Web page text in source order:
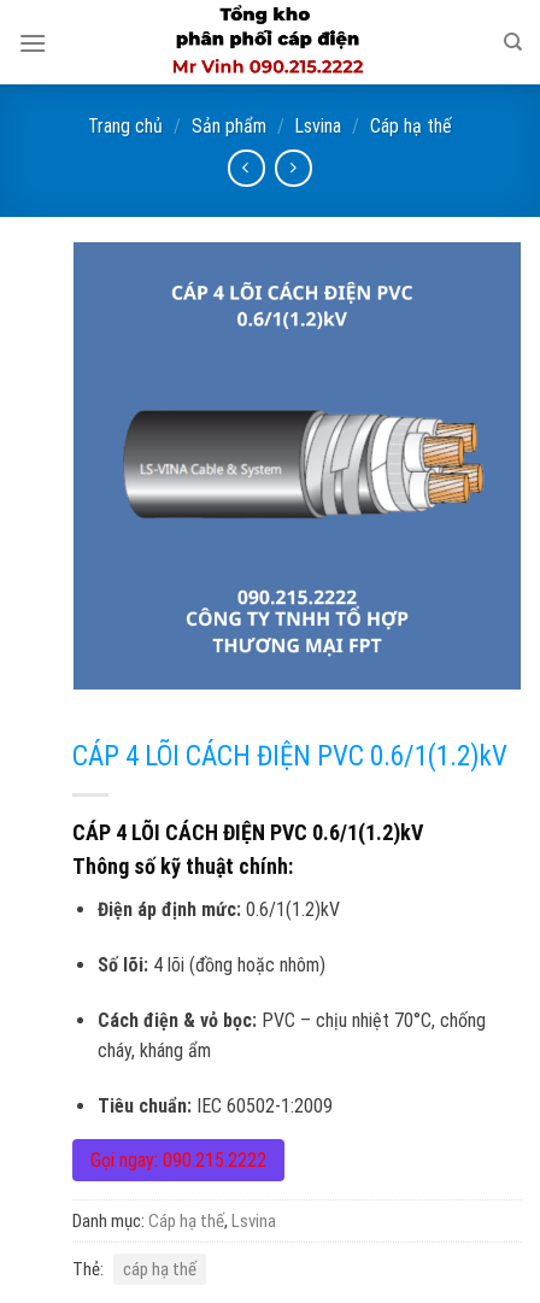
Trang chủ / Sản phẩm / Lsvina / Cáp hạ thế
CÁP 4 LÕI CÁCH ĐIỆN PVC 0.6/1(1.2)kV
CÁP 4 LÕI CÁCH ĐIỆN PVC 0.6/1(1.2)kV
Thông số kỹ thuật chính:
Điện áp định mức:0.6/1(1.2)kV
Số lõi:4 lõi (đồng hoặc nhôm)
Cách điện & vỏ bọc:PVC – chịu nhiệt 70°C, chống
cháy, kháng ẩm
Tiêu chuẩn:IEC 60502-1:2009
Gọi ngay: 090.215.2222
Danh mục: Cáp hạ thế, Lsvina
Thẻ: cáp hạ thế